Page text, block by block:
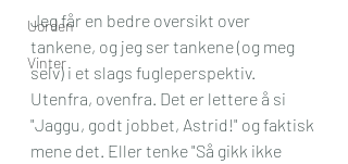
Uorden
Vinter
Jeg får en bedre oversikt over
tankene, og jeg ser tankene (og meg
selv) i et slags fugleperspektiv.
Utenfra, ovenfra. Det er lettere å si
"Jaggu, godt jobbet, Astrid!" og faktisk
mene det. Eller tenke "Så gikk ikke